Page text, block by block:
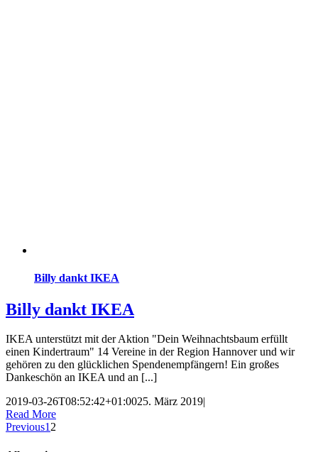
Billy dankt IKEA
Billy dankt IKEA
IKEA unterstützt mit der Aktion "Dein Weihnachtsbaum erfüllt
einen Kindertraum" 14 Vereine in der Region Hannover und wir
gehören zu den glücklichen Spendenempfängern! Ein großes
Dankeschön an IKEA und an [...]
2019-03-26T08:52:42+01:0025. März 2019|
Read More
Previous12